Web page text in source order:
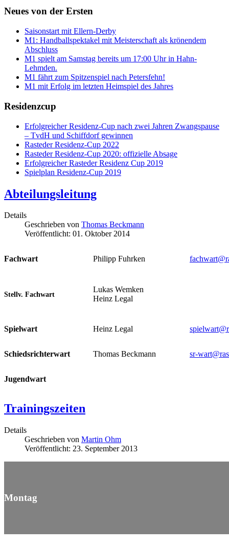
Neues von der Ersten
Saisonstart mit Ellern-Derby
M1: Handballspektakel mit Meisterschaft als krönendem
Abschluss
M1 spielt am Samstag bereits um 17:00 Uhr in Hahn-
Lehmden.
M1 fährt zum Spitzenspiel nach Petersfehn!
M1 mit Erfolg im letzten Heimspiel des Jahres
Residenzcup
Erfolgreicher Residenz-Cup nach zwei Jahren Zwangspause
– TvdH und Schiffdorf gewinnen
Rasteder Residenz-Cup 2022
Rasteder Residenz-Cup 2020: offizielle Absage
Erfolgreicher Rasteder Residenz Cup 2019
Spielplan Residenz-Cup 2019
Abteilungsleitung
Details
Geschrieben von Thomas Beckmann
Veröffentlicht: 01. Oktober 2014
Fachwart Philipp Fuhrken
Stellv. Fachwart
Lukas Wemken
Heinz Legal
Spielwart Heinz Legal
Schiedsrichterwart Thomas Beckmann sr-
Jugendwart
Trainingszeiten
Details
Geschrieben von Martin Ohm
Veröffentlicht: 23. September 2013
Montag